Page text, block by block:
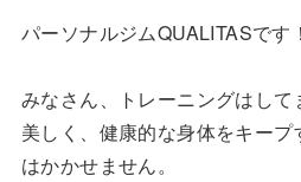
パーソナルジムQUALITASです！
みなさん、トレーニングはして
美しく、健康的な身体をキー
はかかせません。